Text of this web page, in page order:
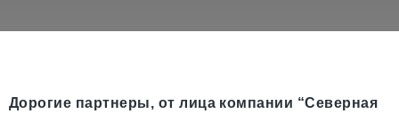
Дорогие партнеры, от лица компании “Северная